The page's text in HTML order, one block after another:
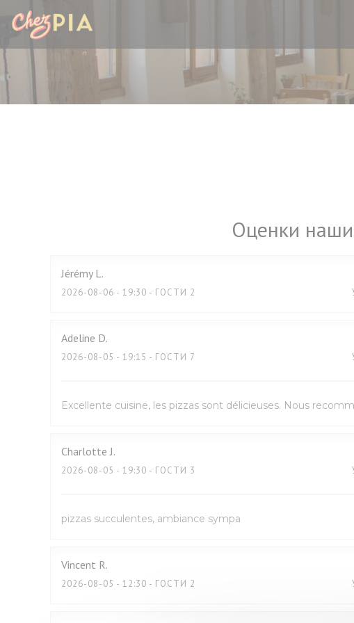
Панель управления cookies
Оценки
Jérémy L
2026-08-06 - 19:30 - ГОСТИ 2
Adeline D
2026-08-05 - 19:15 - ГОСТИ 7
Excellente cuisine, les pizzas sont délicieuses. Nous
Charlotte J
2026-08-05 - 19:30 - ГОСТИ 3
pizzas succulentes, ambiance sympa
Vincent R
2026-08-05 - 12:30 - ГОСТИ 2